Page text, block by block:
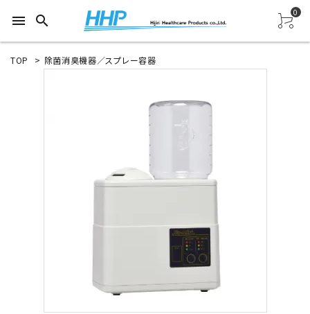
menu search
0
TOP > 除菌消臭機器／スプレー容器